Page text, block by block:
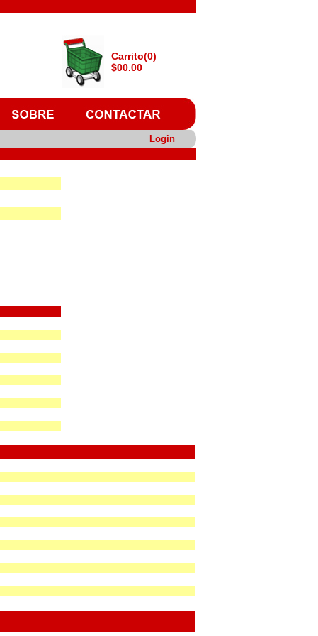
Carrito(0)
$00.00
Login